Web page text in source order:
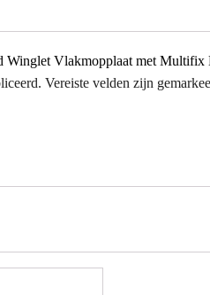
Winglet Vlakmopplaat met
Vereiste velden zijn